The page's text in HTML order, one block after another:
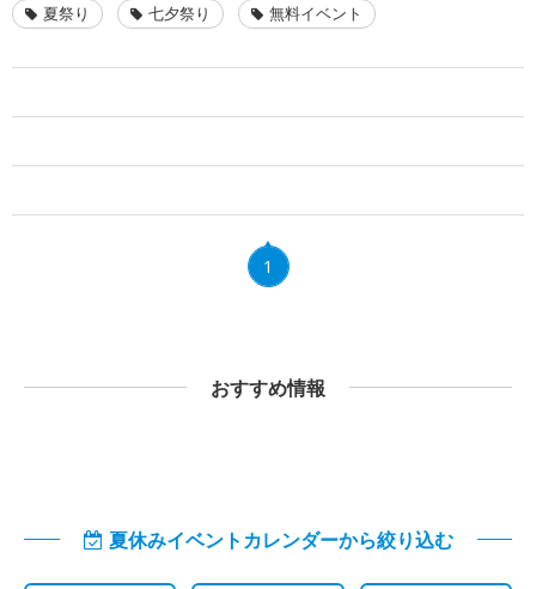
夏祭り 七夕祭り 無料イベント
1
おすすめ情報
夏休みイベントカレンダーから絞り込む